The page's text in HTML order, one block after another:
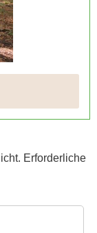
Erforderliche